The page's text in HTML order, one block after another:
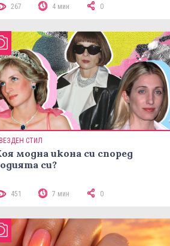
267 4 мин 0
СТИЛ
модна икона си според
си?
451 7 мин 0